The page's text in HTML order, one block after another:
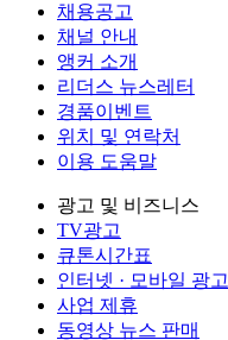
채용공고
채널 안내
앵커 소개
리더스 뉴스레터
경품이벤트
위치 및 연락처
이용 도움말
광고 및 비즈니스
TV광고
큐톤시간표
인터넷 · 모바일 광고
사업 제휴
동영상 뉴스 판매